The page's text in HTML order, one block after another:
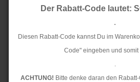
Der Rabatt-Code lautet:
.
Diesen Rabatt-Code kannst Du im
Code" eingeben und
.
ACHTUNG! Bitte denke daran den